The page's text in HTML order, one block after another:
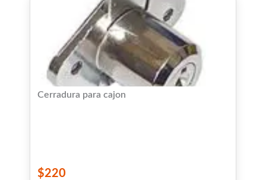
Cerradura para cajon
$220